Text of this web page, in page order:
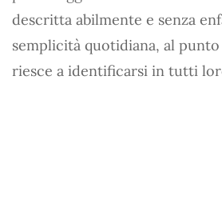
descritta abilmente e senza
semplicità quotidiana, al
riesce a identificarsi in tutti